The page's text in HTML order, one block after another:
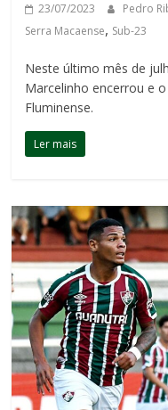
23/07/2023 Pedro
Serra Macaense, Sub-23
Neste último mês de
Marcelinho encerrou e
Fluminense.
Ler mais